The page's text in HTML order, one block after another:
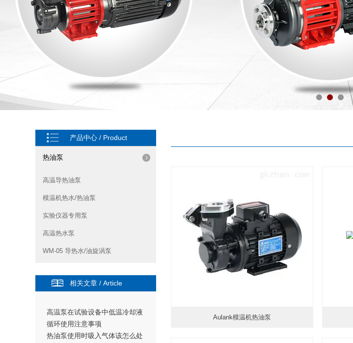
产品中心 / Product
热油泵
高温导热油泵
模温机热水/热油泵
实验仪器专用泵
高温热水泵
WM-05 导热水/油旋涡泵
相关文章 / Article
高温泵在试验设备中低温冷却液
循环使用注意事项
热油泵使用时吸入气体该怎么处
Aulank模温机热油泵